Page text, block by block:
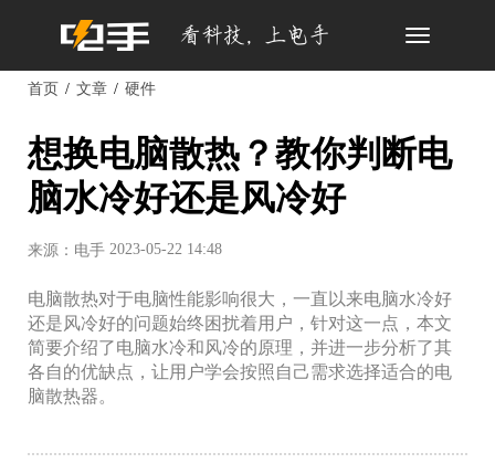
Toggle
首页 文章 硬件
想换电脑散热？教你判断电
脑水冷好还是风冷好
来源：电手 2023-05-22 14:48
电脑散热对于电脑性能影响很大，一直以来电脑水冷好
还是风冷好的问题始终困扰着用户，针对这一点，本文
简要介绍了电脑水冷和风冷的原理，并进一步分析了其
各自的优缺点，让用户学会按照自己需求选择适合的电
脑散热器。